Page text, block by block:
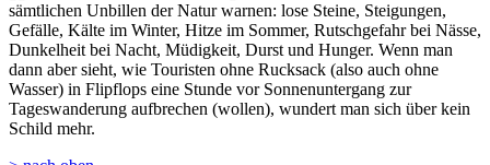
sämtlichen Unbillen der Natur warnen: lose Steine, Steigungen,
Gefälle, Kälte im Winter, Hitze im Sommer, Rutschgefahr bei Nässe,
Dunkelheit bei Nacht, Müdigkeit, Durst und Hunger. Wenn man
dann aber sieht, wie Touristen ohne Rucksack (also auch ohne
Wasser) in Flipflops eine Stunde vor Sonnenuntergang zur
Tageswanderung aufbrechen (wollen), wundert man sich über kein
Schild mehr.